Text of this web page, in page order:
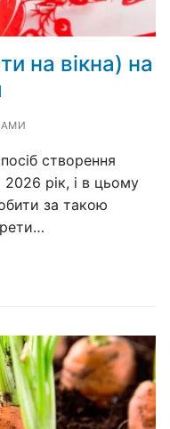
на вікна) на
створення
рік, і в цьому
за такою